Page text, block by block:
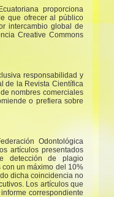
proporciona
que ofrecer al público
intercambio global de
Creative Commons
responsabilidad y
de la Revista Científica
nombres comerciales
o prefiera sobre
Odontológica
artículos presentados
detección de plagio
con un máximo del 10%
dicha coincidencia no
Los artículos que
correspondiente